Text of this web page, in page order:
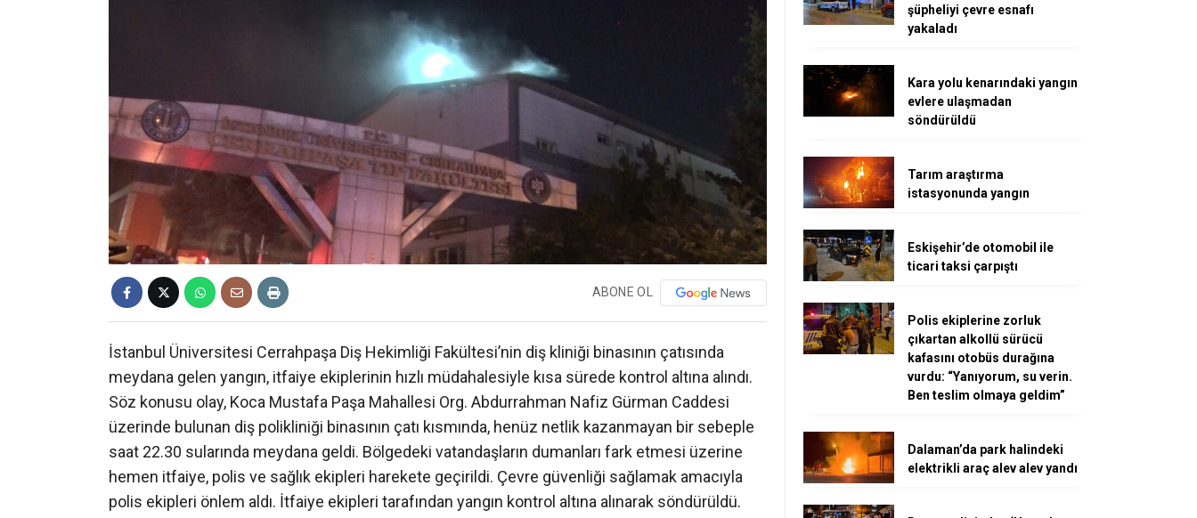
ABONE OL
İstanbul Üniversitesi Cerrahpaşa Diş Hekimliği Fakültesi’nin diş kliniği binasının çatısında
meydana gelen yangın, itfaiye ekiplerinin hızlı müdahalesiyle kısa sürede kontrol altına alındı.
Söz konusu olay, Koca Mustafa Paşa Mahallesi Org. Abdurrahman Nafiz Gürman Caddesi
üzerinde bulunan diş polikliniği binasının çatı kısmında, henüz netlik kazanmayan bir sebeple
saat 22.30 sularında meydana geldi. Bölgedeki vatandaşların dumanları fark etmesi üzerine
hemen itfaiye, polis ve sağlık ekipleri harekete geçirildi. Çevre güvenliği sağlamak amacıyla
polis ekipleri önlem aldı. İtfaiye ekipleri tarafından yangın kontrol altına alınarak söndürüldü.
şüpheliyi çevre esnafı
yakaladı
Kara yolu kenarındaki yangın
evlere ulaşmadan
söndürüldü
Tarım araştırma
istasyonunda yangın
Eskişehir’de otomobil ile
ticari taksi çarpıştı
Polis ekiplerine zorluk
çıkartan alkollü sürücü
kafasını otobüs durağına
vurdu: “Yanıyorum, su verin.
Ben teslim olmaya geldim”
Dalaman’da park halindeki
elektrikli araç alev alev yandı